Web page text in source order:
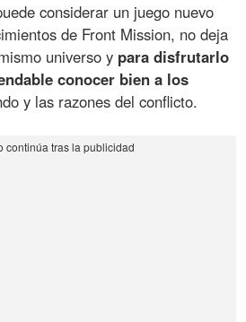
considerar un juego nuevo
de Front Mission, no deja
universo y para disfrutarlo
conocer bien a los
y las razones del conflicto.